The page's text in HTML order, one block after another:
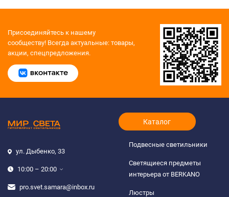
Присоединяйтесь к нашему
сообществу! Всегда актуальные: товары,
акции, спецпредложения.
ул. Дыбенко, 33
10:00 – 20:00
pro.svet.samara@inbox.ru
Каталог
Подвесные светильники
Светящиеся предметы
интерьера от BERKANO
Люстры